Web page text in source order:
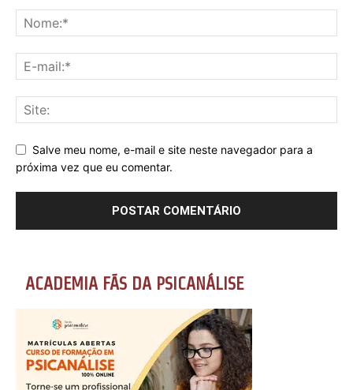
Salve meu nome, e-mail e site neste navegador para a
próxima vez que eu comentar.
ACADEMIA FÃS DA PSICANÁLISE